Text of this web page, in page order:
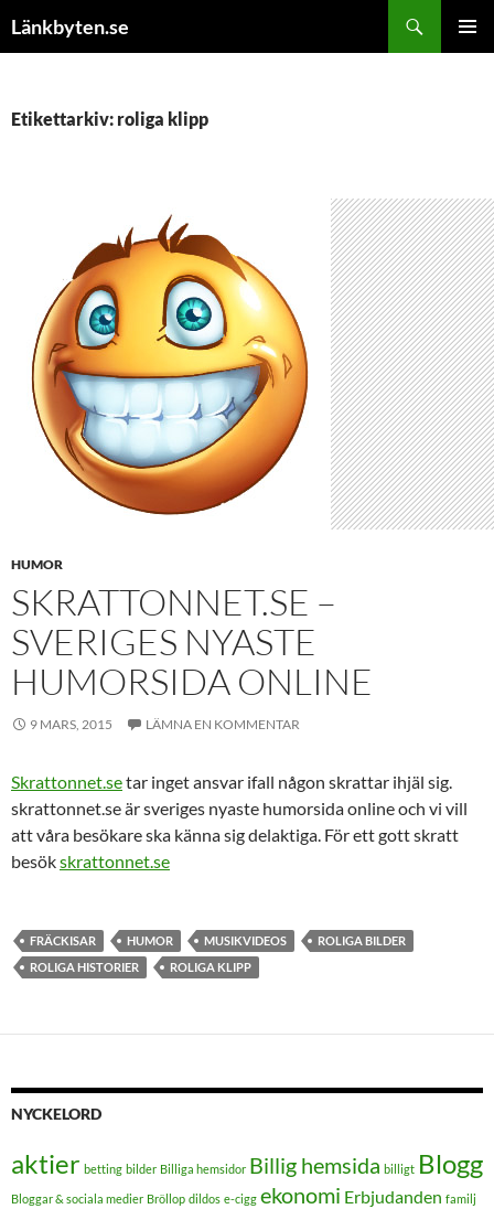
tillLänkbyten.se
Etikettarkiv: roliga klipp
HUMOR
SKRATTONNET.SE –
SVERIGES NYASTE
HUMORSIDA ONLINE
9 MARS, 2015 LÄMNA EN KOMMENTAR
Skrattonnet.setar inget ansvar ifall någon skrattar ihjäl sig.
skrattonnet.se är sveriges nyaste humorsida online och vi vill
att våra besökare ska känna sig delaktiga. För ett gott skratt
besökskrattonnet.se
FRÄCKISAR HUMOR MUSIKVIDEOS
ROLIGA BILDER
ROLIGA HISTORIER
ROLIGA KLIPP
NYCKELORD
aktier betting bilder Billiga hemsidor Billig hemsida billigt Blogg
Bloggar & sociala medier Bröllop dildos e-cigg ekonomi Erbjudanden familj